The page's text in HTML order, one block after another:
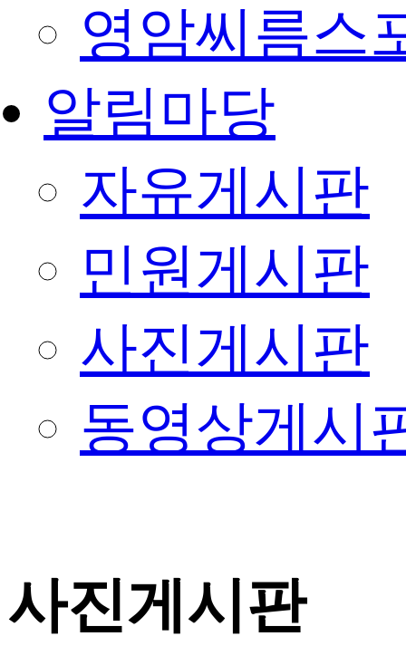
영암씨름스
알림마당
자유게시판
민원게시판
사진게시판
동영상게시
사진게시판